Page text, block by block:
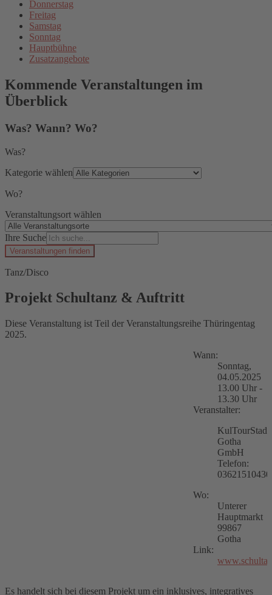
Donnerstag
Freitag
Samstag
Sonntag
Hauptbühne
Zusatzangebote
Kommende Veranstaltungen im
Überblick
Was? Wann? Wo?
Was?
Kategorie wählen
Wo?
Veranstaltungsort wählen
Ihre Suche
Veranstaltungen finden
Tanz/Disco
Projekt Schultanz & Auftritt
Diese Veranstaltung ist Teil der Veranstaltungsreihe Thüringentag
2025.
Wann:
Sonntag,
04.05.2025
13.00 Uhr -
13.30 Uhr
Veranstalter:
KulTourStadt
Gotha
GmbH
Telefon:
03621510430
Wo:
Unterer
Hauptmarkt
99867
Gotha
Link:
Es handelt sich bei diesem Projekt um ein inklusives, integratives